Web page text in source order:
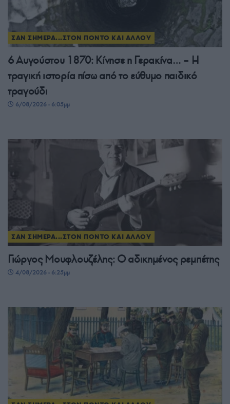
ΣΑΝ ΣΗΜΕΡΑ...ΣΤΟΝ ΠΟΝΤΟ ΚΑΙ ΑΛΛΟΥ
6 Αυγούστου 1870: Κίνησε η Γερακίνα… – Η
τραγική ιστορία πίσω από το εύθυμο παιδικό
τραγούδι
6/08/2026 - 6:05μμ
ΣΑΝ ΣΗΜΕΡΑ...ΣΤΟΝ ΠΟΝΤΟ ΚΑΙ ΑΛΛΟΥ
Γιώργος Μουφλουζέλης: Ο αδικημένος ρεμπέτης
4/08/2026 - 6:25μμ